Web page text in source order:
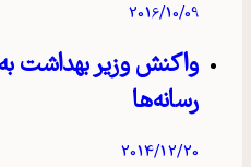
2016/10/09
واکنش وزیر بهداشت
رسانه‌ها
2014/12/20